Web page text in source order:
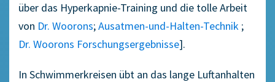
über das Hyperkapnie-Training und die tolle Arbeit
von Dr. Woorons;Ausatmen-und-Halten-Technik ;
Dr. Woorons Forschungsergebnisse].
In Schwimmerkreisen übt an das lange Luftanhalten